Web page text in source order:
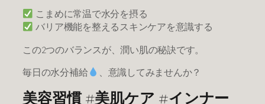
こまめに常温で水分を摂る
バリア機能を整えるスキンケアを意識する
この2つのバランスが、潤い肌の秘訣です。
毎日の水分補給
、意識してみませんか？
美容習慣 #美肌ケア #インナー